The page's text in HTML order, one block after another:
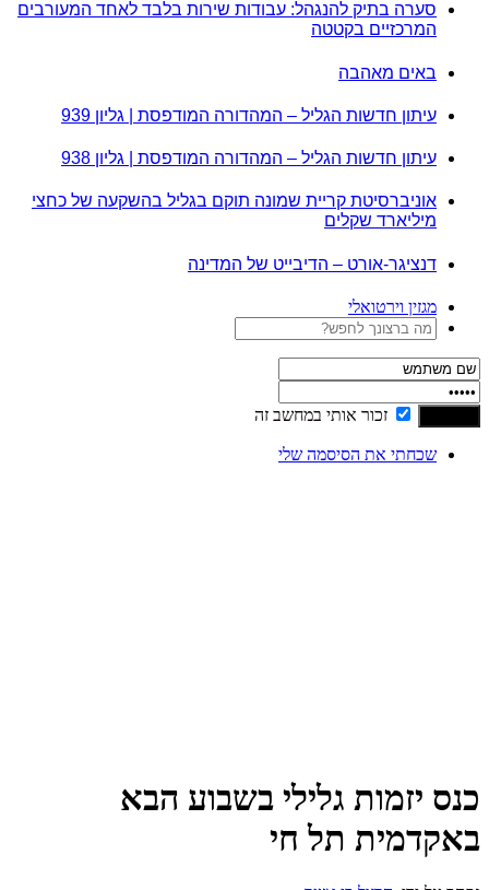
סערה בתיק להנגהל: עבודות שירות בלבד לאחד המעורבים
המרכזיים בקטטה
באים מאהבה
עיתון חדשות הגליל – המהדורה המודפסת | גליון 939
עיתון חדשות הגליל – המהדורה המודפסת | גליון 938
אוניברסיטת קריית שמונה תוקם בגליל בהשקעה של כחצי
מיליארד שקלים
דנציגר-אורט – הדיבייט של המדינה
מגזין וירטואלי
זכור אותי במחשב זה
שכחתי את הסיסמה שלי
כנס יזמות גלילי בשבוע הבא
באקדמית תל חי